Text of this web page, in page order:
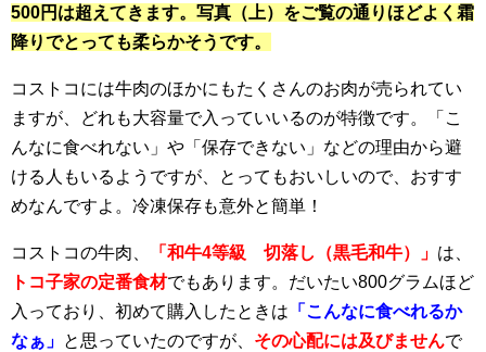
500円は超えてきます。写真（上）をご覧の通りほどよく霜
降りでとっても柔らかそうです。
コストコには牛肉のほかにもたくさんのお肉が売られてい
ますが、どれも大容量で入っていいるのが特徴です。「こ
んなに食べれない」や「保存できない」などの理由から避
ける人もいるようですが、とってもおいしいので、おすす
めなんですよ。冷凍保存も意外と簡単！
コストコの牛肉、 「和牛4等級 切落し（黒毛和牛）」 は、
トコ子家の定番食材でもあります。だいたい800グラムほど
入っており、初めて購入したときは 「こんなに食べれるか
なぁ」 と思っていたのですが、 その心配には及びませんで